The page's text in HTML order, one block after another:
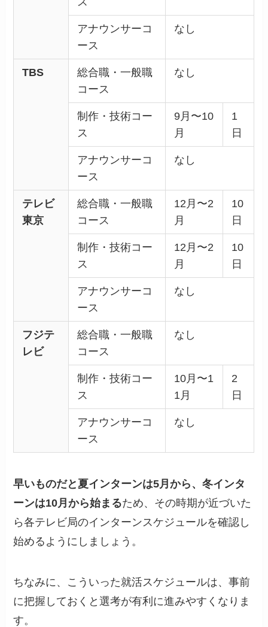
アナウンサーコ
ース
なし
TBS
総合職・一般職
コース
なし
制作・技術コー
ス
9月〜10
月
1
日
アナウンサーコ
ース
なし
テレビ
東京
総合職・一般職
コース
12月〜2
月
10
日
制作・技術コー
ス
12月〜2
月
10
日
アナウンサーコ
ース
なし
フジテ
レビ
総合職・一般職
コース
なし
制作・技術コー
ス
10月〜1
1月
2
日
アナウンサーコ
ース
なし
早いものだと夏インターンは5月から、冬インタ
ーンは10月から始まるため、その時期が近づいた
ら各テレビ局のインターンスケジュールを確認し
始めるようにしましょう。
ちなみに、こういった就活スケジュールは、事前
に把握しておくと選考が有利に進みやすくなりま
す。